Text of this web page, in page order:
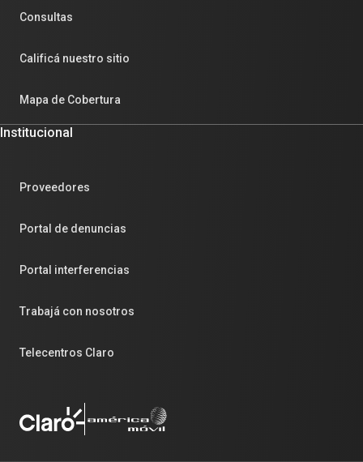
Consultas
Calificá nuestro sitio
Mapa de Cobertura
Institucional
Proveedores
Portal de denuncias
Portal interferencias
Trabajá con nosotros
Telecentros Claro